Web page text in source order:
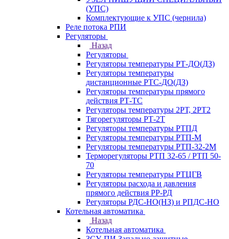
(УПС)
Комплектующие к УПС (чернила)
Реле потока РПИ
Регуляторы
Назад
Регуляторы
Регуляторы температуры РТ-ДО(ДЗ)
Регуляторы температуры
дистанционные РТС-ДО(ДЗ)
Регуляторы температуры прямого
действия РТ-ТС
Регуляторы температуры 2РТ, 2РT2
Тягорегуляторы РТ-2Т
Регуляторы температуры РТПД
Регуляторы температуры РТП-M
Регуляторы температуры РТП-32-2М
Терморегуляторы РТП 32-65 / РТП 50-
70
Регуляторы температуры РТЦГВ
Регуляторы расхода и давления
прямого действия РР-РД
Регуляторы РДС-НО(НЗ) и РПДС-НО
Котельная автоматика
Назад
Котельная автоматика